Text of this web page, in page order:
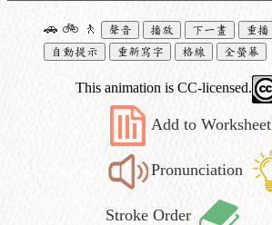
🚗 🚲 🚶 聲音 播放 下一畫 重播
自動提示
重新寫字 格線 全螢幕
This animation is CC-licensed.
Add to Worksheet
Pronunciation
Stroke Order